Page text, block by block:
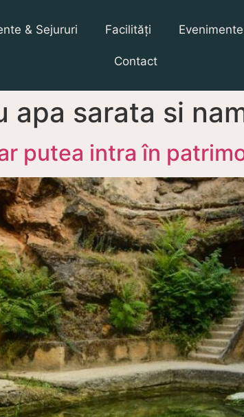
& Sejururi Facilități Evenimente
Contact
apa sarata si
putea intra în